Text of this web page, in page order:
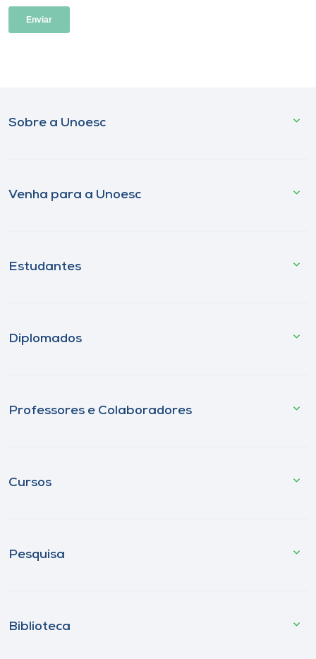
Sobre a Unoesc
Venha para a Unoesc
Estudantes
Diplomados
Professores e Colaboradores
Cursos
Pesquisa
Biblioteca